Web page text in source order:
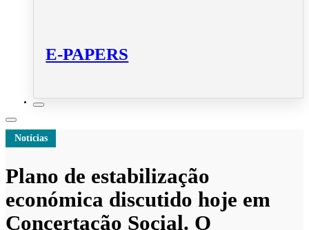
E-PAPERS
Notícias
Plano de estabilização
económica discutido hoje em
Concertação Social. O